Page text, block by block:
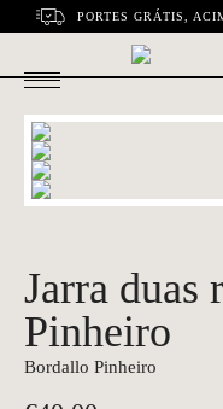
PORTES GRÁTIS,
Jarra duas
Pinheiro
Bordallo Pinheiro